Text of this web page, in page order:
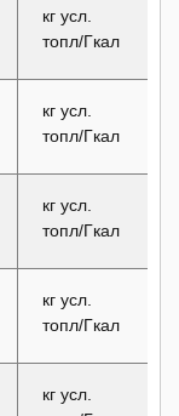
кг усл.
топл/Гкал
кг усл.
топл/Гкал
кг усл.
топл/Гкал
кг усл.
топл/Гкал
кг усл.